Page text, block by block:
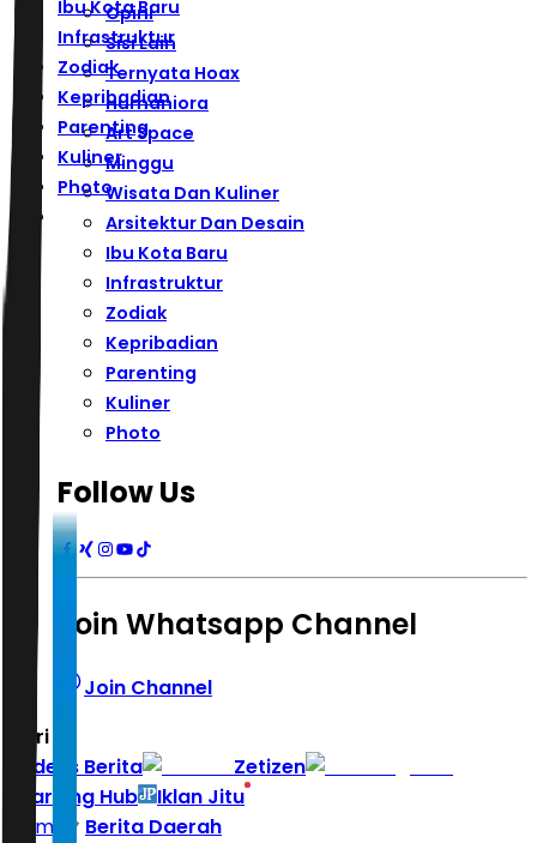
Ibu Kota Baru
Infrastruktur
Zodiak
Kepribadian
Parenting
Kuliner
Photo
Opini
Sisi Lain
Ternyata Hoax
Humaniora
Art Space
Minggu
Wisata Dan Kuliner
Arsitektur Dan Desain
Ibu Kota Baru
Infrastruktur
Zodiak
Kepribadian
Parenting
Kuliner
Photo
Follow Us
Join Whatsapp Channel
Join Channel
Hari ini
Indeks Berita
Zetizen
Learning Hub
Iklan Jitu
Home
Berita Daerah